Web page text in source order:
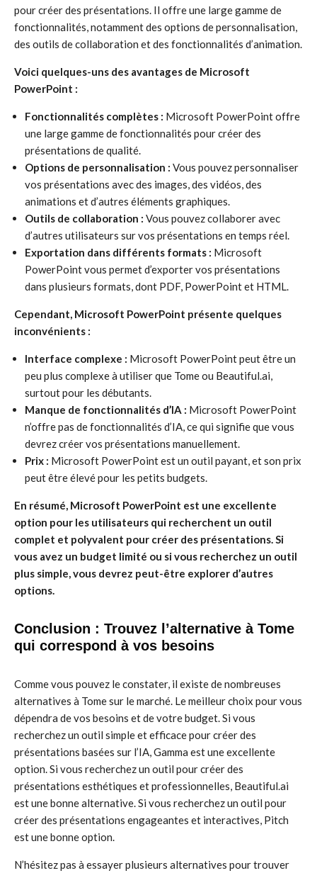
pour créer des présentations. Il offre une large gamme de
fonctionnalités, notamment des options de personnalisation,
des outils de collaboration et des fonctionnalités d’animation.
Voici quelques-uns des avantages de Microsoft
PowerPoint :
Fonctionnalités complètes : Microsoft PowerPoint offre
une large gamme de fonctionnalités pour créer des
présentations de qualité.
Options de personnalisation : Vous pouvez personnaliser
vos présentations avec des images, des vidéos, des
animations et d’autres éléments graphiques.
Outils de collaboration : Vous pouvez collaborer avec
d’autres utilisateurs sur vos présentations en temps réel.
Exportation dans différents formats : Microsoft
PowerPoint vous permet d’exporter vos présentations
dans plusieurs formats, dont PDF, PowerPoint et HTML.
Cependant, Microsoft PowerPoint présente quelques
inconvénients :
Interface complexe : Microsoft PowerPoint peut être un
peu plus complexe à utiliser que Tome ou Beautiful.ai,
surtout pour les débutants.
Manque de fonctionnalités d’IA : Microsoft PowerPoint
n’offre pas de fonctionnalités d’IA, ce qui signifie que vous
devrez créer vos présentations manuellement.
Prix : Microsoft PowerPoint est un outil payant, et son prix
peut être élevé pour les petits budgets.
En résumé, Microsoft PowerPoint est une excellente
option pour les utilisateurs qui recherchent un outil
complet et polyvalent pour créer des présentations. Si
vous avez un budget limité ou si vous recherchez un outil
plus simple, vous devrez peut-être explorer d’autres
options.
Conclusion : Trouvez l’alternative à Tome
qui correspond à vos besoins
Comme vous pouvez le constater, il existe de nombreuses
alternatives à Tome sur le marché. Le meilleur choix pour vous
dépendra de vos besoins et de votre budget. Si vous
recherchez un outil simple et efficace pour créer des
présentations basées sur l’IA, Gamma est une excellente
option. Si vous recherchez un outil pour créer des
présentations esthétiques et professionnelles, Beautiful.ai
est une bonne alternative. Si vous recherchez un outil pour
créer des présentations engageantes et interactives, Pitch
est une bonne option.
N’hésitez pas à essayer plusieurs alternatives pour trouver